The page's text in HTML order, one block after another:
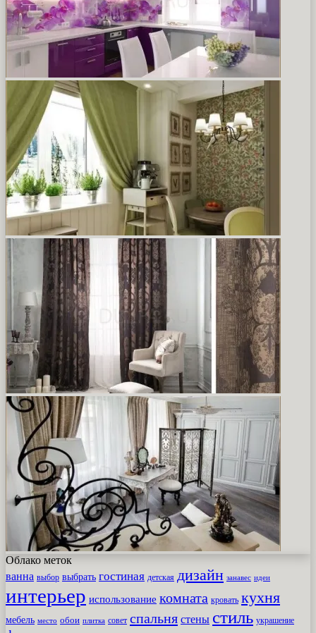
Облако меток
ванна выбор выбрать гостиная детская дизайн занавес идеи
интерьер использование комната кровать кухня
мебель место обои плитка совет спальня стены стиль украшение